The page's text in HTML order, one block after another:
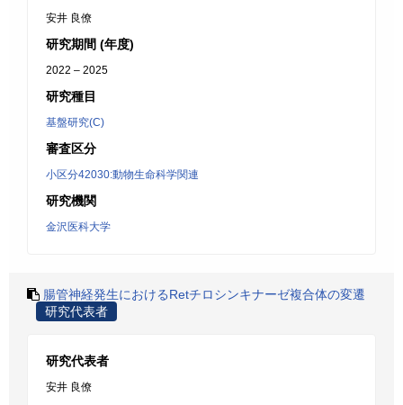
安井 良僚
研究期間 (年度)
2022 – 2025
研究種目
基盤研究(C)
審査区分
小区分42030:動物生命科学関連
研究機関
金沢医科大学
腸管神経発生におけるRetチロシンキナーゼ複合体の変遷
研究代表者
研究代表者
安井 良僚